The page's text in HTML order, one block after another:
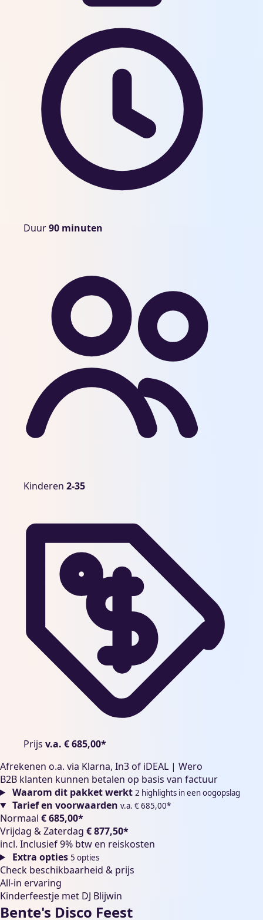
Duur90 minuten
KinderenKinderen 2-35
Prijs v.a. € 685,00*
Afrekenen o.a. via Klarna, In3 of iDEAL | Wero
B2B klanten kunnen betalen op basis van factuur
Waarom dit pakket werkt 2 highlights in een oogopslag
Tarief en voorwaarden v.a. € 685,00*
Normaal € 685,00*
Vrijdag & Zaterdag € 877,50*
incl. Inclusief 9% btw en reiskosten
Extra opties 5 opties
Check beschikbaarheid & prijs
All-in ervaring
Kinderfeestje met DJ Blijwin
Bente's Disco Feest